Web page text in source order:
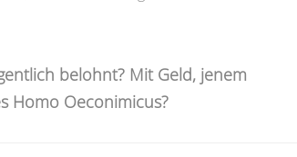
belohnt? Mit Geld, jenem
Homo Oeconimicus?